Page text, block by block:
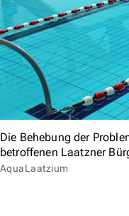
Die Behebung der
betroffenen Laatzner
AquaLaatzium